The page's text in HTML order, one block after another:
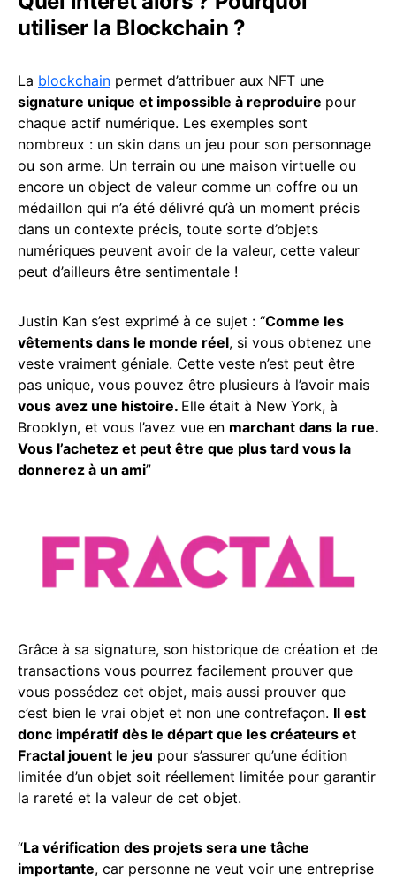
utiliser la Blockchain ?
La blockchain permet d’attribuer aux NFT une
signature unique et impossible à reproduire pour
chaque actif numérique. Les exemples sont
nombreux : un skin dans un jeu pour son personnage
ou son arme. Un terrain ou une maison virtuelle ou
encore un object de valeur comme un coffre ou un
médaillon qui n’a été délivré qu’à un moment précis
dans un contexte précis, toute sorte d’objets
numériques peuvent avoir de la valeur, cette valeur
peut d’ailleurs être sentimentale !
Justin Kan s’est exprimé à ce sujet : “Comme les
vêtements dans le monde réel, si vous obtenez une
veste vraiment géniale. Cette veste n’est peut être
pas unique, vous pouvez être plusieurs à l’avoir mais
vous avez une histoire. Elle était à New York, à
Brooklyn, et vous l’avez vue en marchant dans la rue.
Vous l’achetez et peut être que plus tard vous la
donnerez à un ami”
Grâce à sa signature, son historique de création et de
transactions vous pourrez facilement prouver que
vous possédez cet objet, mais aussi prouver que
c’est bien le vrai objet et non une contrefaçon. Il est
donc impératif dès le départ que les créateurs et
Fractal jouent le jeu pour s’assurer qu’une édition
limitée d’un objet soit réellement limitée pour garantir
la rareté et la valeur de cet objet.
“La vérification des projets sera une tâche
importante, car personne ne veut voir une entreprise